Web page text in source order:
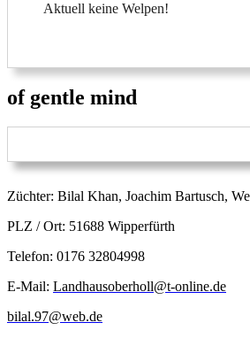
Aktuell keine Welpen!
of gentle mind
Züchter: Bilal Khan, Joachim Bartusch,
PLZ / Ort: 51688 Wipperfürth
Telefon: 0176 32804998
E-Mail: Landhausoberholl@t-online.de
bilal.97@web.de